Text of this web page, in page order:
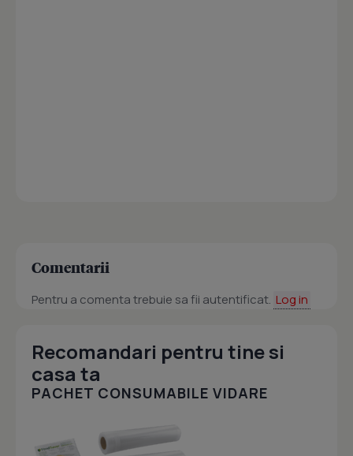
Comentarii
Pentru a comenta trebuie sa fii autentificat. Log in
Recomandari pentru tine si
casa ta
PACHET CONSUMABILE VIDARE